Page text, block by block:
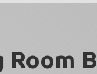
Room B